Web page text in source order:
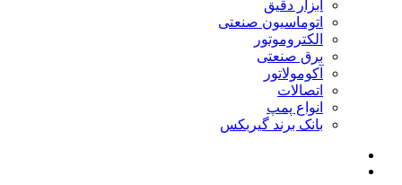
ابزار دقیق
اتوماسیون صنعتی
الکتروموتور
برق صنعتی
آکومولاتور
اتصالات
انواع پمپ
بانک برند گیربکس